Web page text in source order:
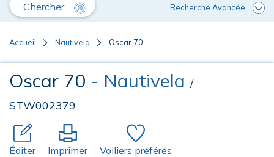
Chercher Recherche Avancée
Accueil Nautivela Oscar 70
Oscar 70 - Nautivela /
STW002379
Éditer Imprimer Voiliers préférés